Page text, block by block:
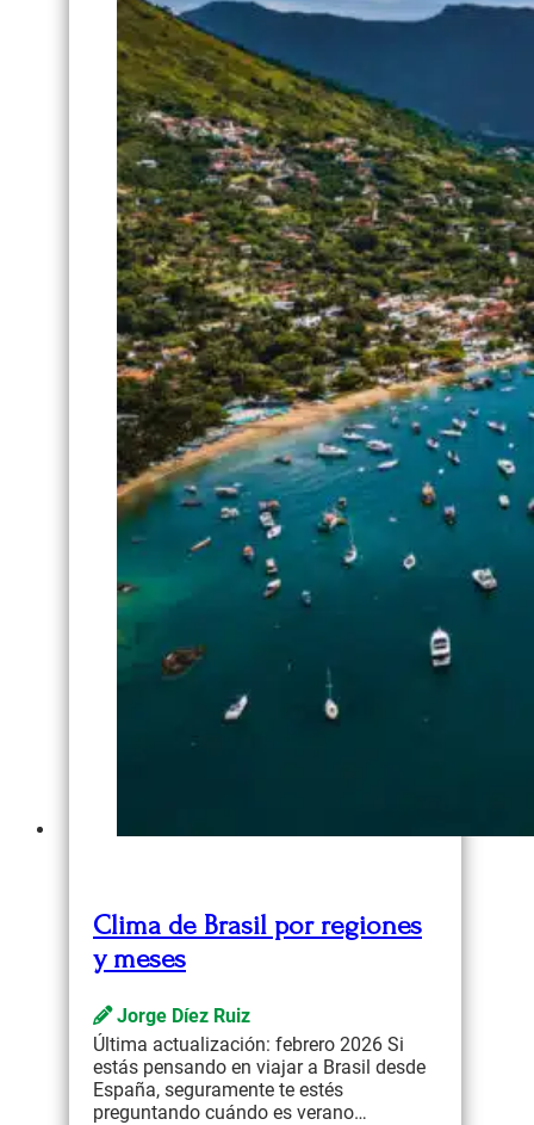
Clima de Brasil por regiones
y meses
Jorge Díez Ruiz
Última actualización: febrero 2026 Si
estás pensando en viajar a Brasil desde
España, seguramente te estés
preguntando cuándo es verano…